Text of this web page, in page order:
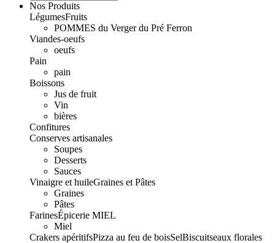
Nos Produits
LégumesFruits
POMMES du Verger du Pré Ferron
Viandes-oeufs
oeufs
Pain
pain
Boissons
Jus de fruit
Vin
bières
Confitures
Conserves artisanales
Soupes
Desserts
Sauces
Vinaigre et huileGraines et Pâtes
Graines
Pâtes
FarinesÉpicerie MIEL
Miel
Crakers apéritifsPizza au feu de boisSelBiscuitseaux florales